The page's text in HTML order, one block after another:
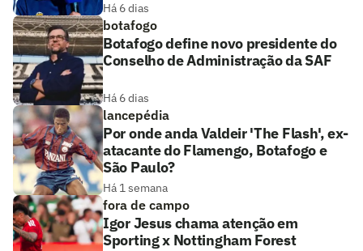
Há 6 dias
botafogo
Botafogo define novo presidente do
Conselho de Administração da SAF
Há 6 dias
lancepédia
Por onde anda Valdeir 'The Flash', ex-
atacante do Flamengo, Botafogo e
São Paulo?
Há 1 semana
fora de campo
Igor Jesus chama atenção em
Sporting x Nottingham Forest